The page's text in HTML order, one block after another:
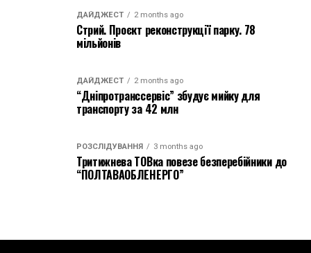
ДАЙДЖЕСТ 2 months ago
Стрий. Проєкт реконструкції парку. 78
мільйонів
ДАЙДЖЕСТ 2 months ago
“Дніпротранссервіс” збудує мийку для
транспорту за 42 млн
РОЗСЛІДУВАННЯ 3 months ago
Тритижнева ТОВка повезе безперебійники до
“ПОЛТАВАОБЛЕНЕРГО”